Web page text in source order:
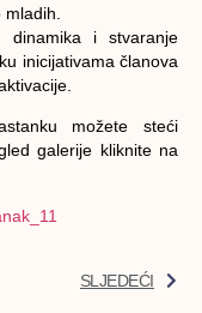
dinamika i stvaranje
inicijativama članova
možete steći
galerije kliknite na
SLJEDEĆI